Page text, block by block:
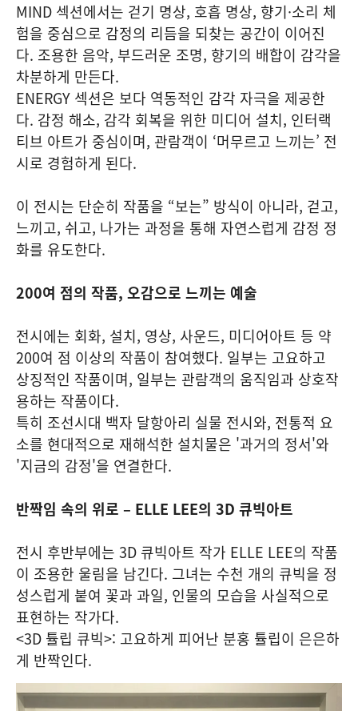
MIND 섹션에서는 걷기 명상, 호흡 명상, 향기·소리 체
험을 중심으로 감정의 리듬을 되찾는 공간이 이어진
다. 조용한 음악, 부드러운 조명, 향기의 배합이 감각을
차분하게 만든다.
ENERGY 섹션은 보다 역동적인 감각 자극을 제공한
다. 감정 해소, 감각 회복을 위한 미디어 설치, 인터랙
티브 아트가 중심이며, 관람객이 ‘머무르고 느끼는’ 전
시로 경험하게 된다.
이 전시는 단순히 작품을 “보는” 방식이 아니라, 걷고,
느끼고, 쉬고, 나가는 과정을 통해 자연스럽게 감정 정
화를 유도한다.
200여 점의 작품, 오감으로 느끼는 예술
전시에는 회화, 설치, 영상, 사운드, 미디어아트 등 약
200여 점 이상의 작품이 참여했다. 일부는 고요하고
상징적인 작품이며, 일부는 관람객의 움직임과 상호작
용하는 작품이다.
특히 조선시대 백자 달항아리 실물 전시와, 전통적 요
소를 현대적으로 재해석한 설치물은 '과거의 정서'와
'지금의 감정'을 연결한다.
반짝임 속의 위로 – ELLE LEE의 3D 큐빅아트
전시 후반부에는 3D 큐빅아트 작가 ELLE LEE의 작품
이 조용한 울림을 남긴다. 그녀는 수천 개의 큐빅을 정
성스럽게 붙여 꽃과 과일, 인물의 모습을 사실적으로
표현하는 작가다.
<3D 튤립 큐빅>: 고요하게 피어난 분홍 튤립이 은은하
게 반짝인다.